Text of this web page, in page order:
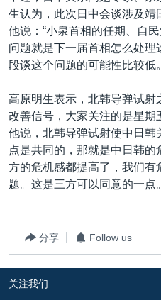
生认为，此次日中会谈涉及靖
他说：“小泉首相的任期、自
问题就是下一届首相怎么处
段谈这个问题的可能性比较低
高原明生表示，北韩导弹试
改善信号，大家关注的是星期
他说，北韩导弹试射使中日
点是共同的，那就是中日韩的
方的危机感都提高了，我们有
题。这是三方可以同意的一点
分享 Follow us
关注我们